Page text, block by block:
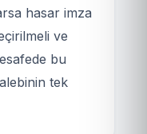
hasar imza
ve
bu
tek